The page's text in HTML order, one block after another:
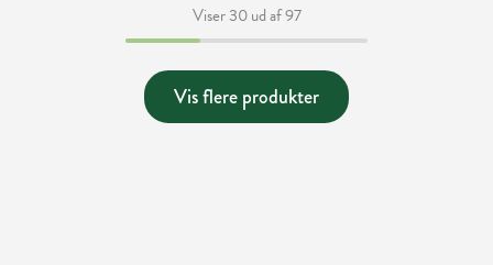
Viser 30 ud af 97
Vis flere produkter